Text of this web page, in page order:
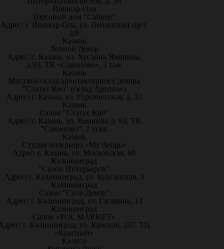
Йошкар-Ола
Торговый дом "Сайвер"
Адрес: г. Йошкар-Ола, ул. Ленинский пр-т,
д.8
Казань
Лепной Декор
Адрес: г. Казань, ул. Хусаина Ямашева,
д.93, ТК «Савиново», 2 таж
Казань
Магазин-склад архитектурного декора
"Статус Кво" (склад Артполе)
Адрес: г. Казань, ул. Горсоветская, д. 33
Казань
Салон "Статус Кв0"
Адрес: г. Казань, ул. Ямашева д. 93, ТК
"Савиново", 2 этаж
Казань
Студия интерьера «My design»
Адрес: г. Казань, ул. Московская, 60
Калининград
"Салон Интерьеров"
Адрес: г. Калининград, ул. Курганская, 3
Калининград
Салон "Соло Декор"
Адрес: г. Калининград, ул. Гагарина, 13
Калининград
Салон «POL MARKET»
г. Калининград, ул. Красная, 247, ТЦ
«Красный»
Калуга